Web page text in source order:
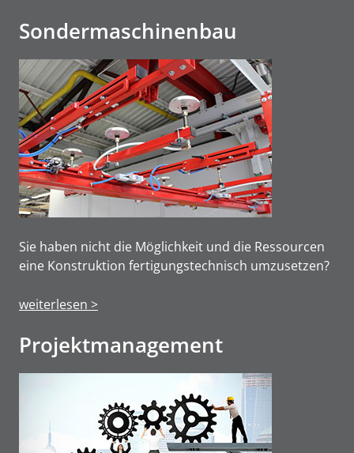
Sonderma­schinen­bau
Sie haben nicht die Möglichkeit und die Ressourcen
eine Konstruktion fertigungstechnisch umzusetzen?
weiterlesen >
Projektmanage­ment